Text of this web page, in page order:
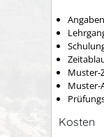
Muster-
Muster-
Kosten